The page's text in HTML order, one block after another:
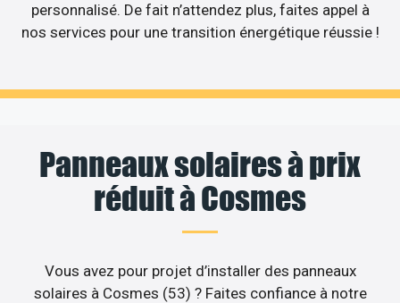
personnalisé. De fait n’attendez plus, faites appel à
nos services pour une transition énergétique réussie !
Panneaux solaires à prix
réduit à Cosmes
Vous avez pour projet d’installer des panneaux
solaires à Cosmes (53) ? Faites confiance à notre